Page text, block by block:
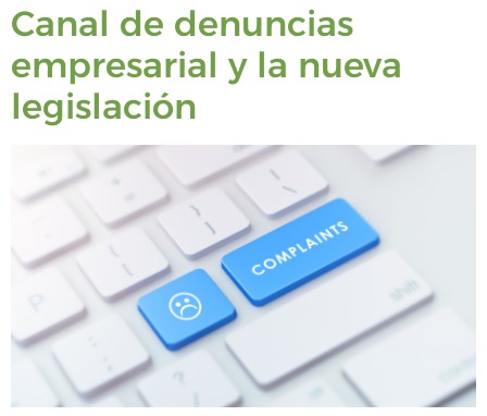
Canal de denuncias
empresarial y la nueva
legislación